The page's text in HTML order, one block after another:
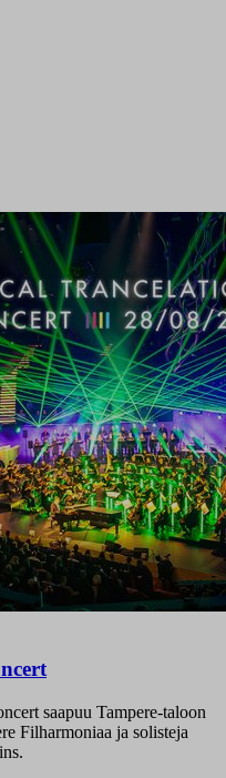
saapuu Tampere-taloon
Filharmoniaa ja solisteja